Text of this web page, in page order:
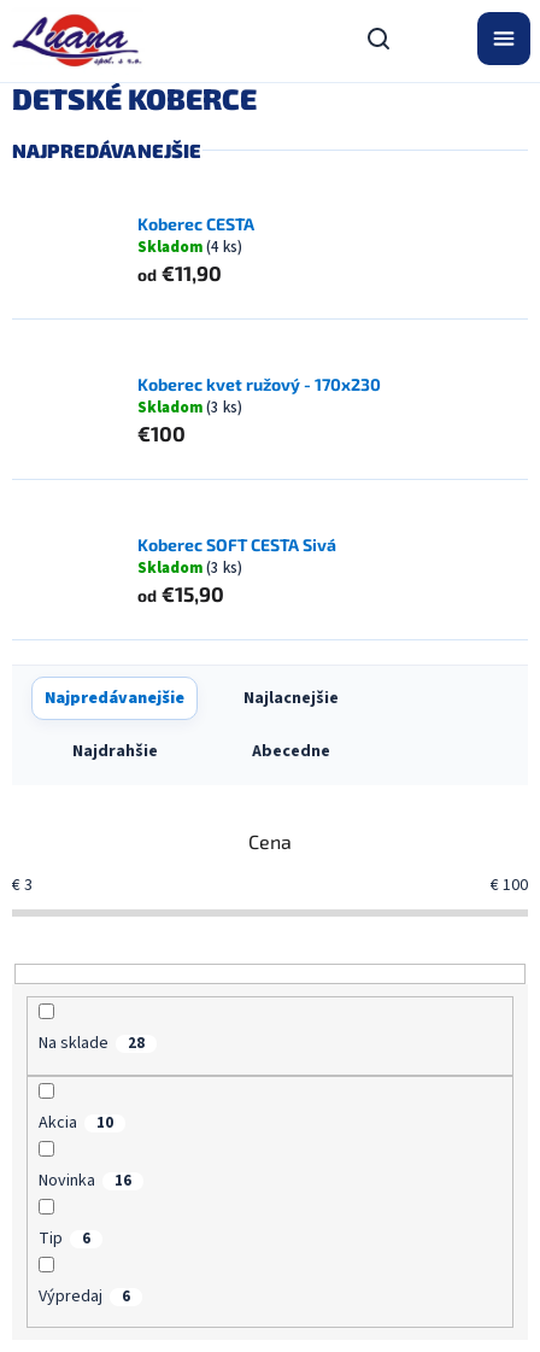
obsah
DETSKÉ KOBERCE
NAJPREDÁVANEJŠIE
Koberec CESTA
Skladom(4 ks)
od €11,90
Koberec kvet ružový - 170x230
Skladom(3 ks)
€100
Koberec SOFT CESTA Sivá
Skladom(3 ks)
od €15,90
R
a
p
u
k
t
v
Najpredávanejšie Najlacnejšie
Najdrahšie Abecedne
Cena
€3 €100
Na sklade 28
Akcia 10
Novinka 16
Tip 6
Výpredaj 6